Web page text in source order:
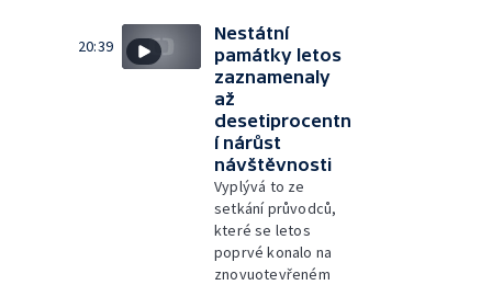
20:39
Nestátní
památky letos
zaznamenaly
až
desetiprocentn
í nárůst
návštěvnosti
Vyplývá to ze
setkání průvodců,
které se letos
poprvé konalo na
znovuotevřeném